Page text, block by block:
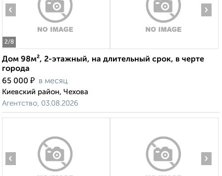
2/8
‹ ›
Дом 98м², 2-этажный, на длительный срок, в черте
города
65 000 ₽ в месяц
Киевский район, Чехова
Агентство, 03.08.2026
‹ ›